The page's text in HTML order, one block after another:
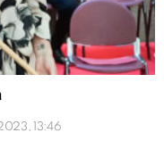
13:46